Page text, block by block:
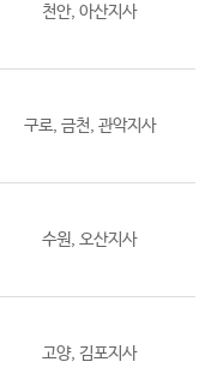
천안, 아산지사
구로, 금천, 관악지사
수원, 오산지사
고양, 김포지사